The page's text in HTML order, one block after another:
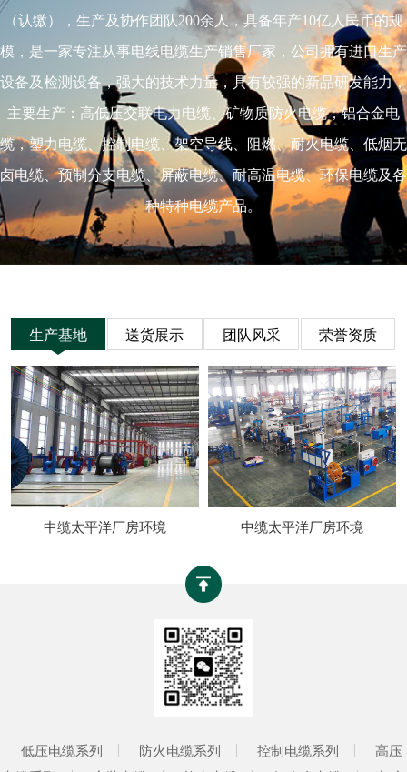
（认缴），生产及协作团队200余人，具备年产10亿人民币的规
模，是一家专注从事电线电缆生产销售厂家，公司拥有进口生产
设备及检测设备，强大的技术力量，具有较强的新品研发能力，
主要生产：高低压交联电力电缆、矿物质防火电缆，铝合金电
缆，塑力电缆、控制电缆、架空导线、阻燃、耐火电缆、低烟无
卤电缆、预制分支电缆、屏蔽电缆、耐高温电缆、环保电缆及各
种特种电缆产品。
生产基地 送货展示 团队风采 荣誉资质
中缆太平洋厂房环境 中缆太平洋厂房环境
低压电缆系列 防火电缆系列 控制电缆系列
高压